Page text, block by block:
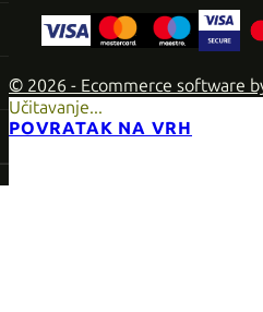
© 2026 - Ecommerce software
Učitavanje...
POVRATAK NA VRH